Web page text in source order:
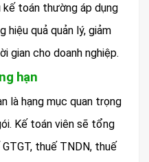
toán thường áp dụng
hiệu quả quản lý, giảm
gian cho doanh nghiệp.
hạn
là hạng mục quan trọng
Kế toán viên sẽ tổng
thuế TNDN, thuế